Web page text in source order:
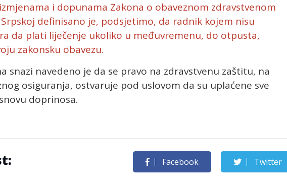
i dopunama Zakona o obaveznom zdravstvenom
definisano je, podsjetimo, da radnik kojem nisu
da plati liječenje ukoliko u međuvremenu, do otpusta,
zakonsku obavezu.
snazi navedeno je da se pravo na zdravstvenu zaštitu, na
osiguranja, ostvaruje pod uslovom da su uplaćene sve
doprinosa.
Facebook Twitter